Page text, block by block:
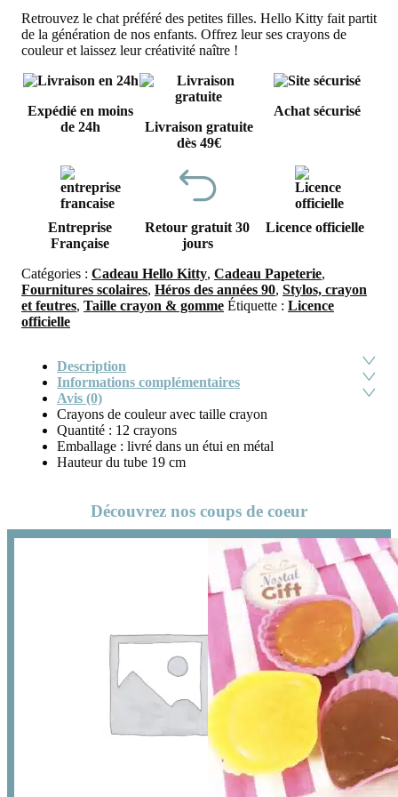
Retrouvez le chat préféré des petites filles. Hello Kitty fait partit
de la génération de nos enfants. Offrez leur ses crayons de
couleur et laissez leur créativité naître !
Expédié en moins
de 24h
Livraison gratuite
dès 49€
Achat sécurisé
Entreprise
Française
Retour gratuit 30
jours
Licence officielle
Catégories : Cadeau Hello Kitty, Cadeau Papeterie,
Fournitures scolaires, Héros des années 90, Stylos, crayon
et feutres, Taille crayon & gomme Étiquette : Licence
officielle
Description
Informations complémentaires
Avis (0)
Crayons de couleur avec taille crayon
Quantité : 12 crayons
Emballage : livré dans un étui en métal
Hauteur du tube 19 cm
Découvrez nos coups de coeur